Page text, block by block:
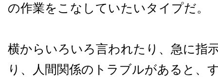
の作業をこなしていたいタイプだ。
横からいろいろ言われたり、急に指
り、人間関係のトラブルがあると、